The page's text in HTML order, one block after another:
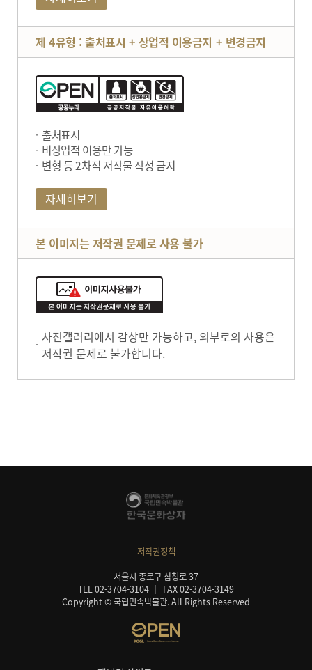
제 4유형 : 출처표시 + 상업적 이용금지 + 변경금지
출처표시
비상업적 이용만 가능
변형 등 2차적 저작물 작성 금지
자세히보기
본 이미지는 저작권 문제로 사용 불가
사진갤러리에서 감상만 가능하고, 외부로의 사용은
저작권 문제로 불가합니다.
저작권정책
서울시 종로구 삼청로 37
TEL 02-3704-3104
FAX 02-3704-3149
Copyright © 국립민속박물관. All Rights Reserved